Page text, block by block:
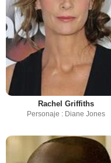
Rachel Griffiths
Personaje : Diane Jones